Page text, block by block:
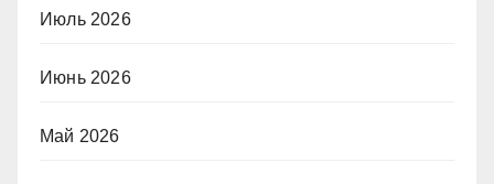
Июль 2026
Июнь 2026
Май 2026